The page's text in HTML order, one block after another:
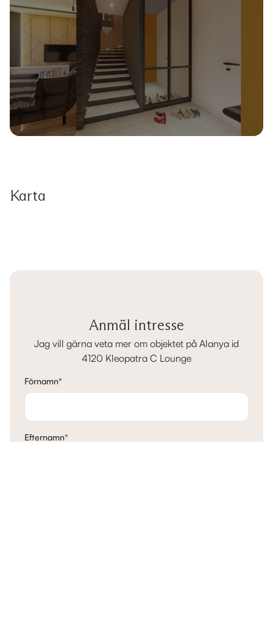
Karta
Anmäl intresse
Jag vill gärna veta mer om objektet på Alanya id
4120 Kleopatra C Lounge
Förnamn*
Efternamn*